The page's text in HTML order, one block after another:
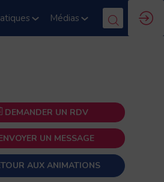
Médias
DEMANDER UN RDV
UN MESSAGE
AUX ANIMATIONS